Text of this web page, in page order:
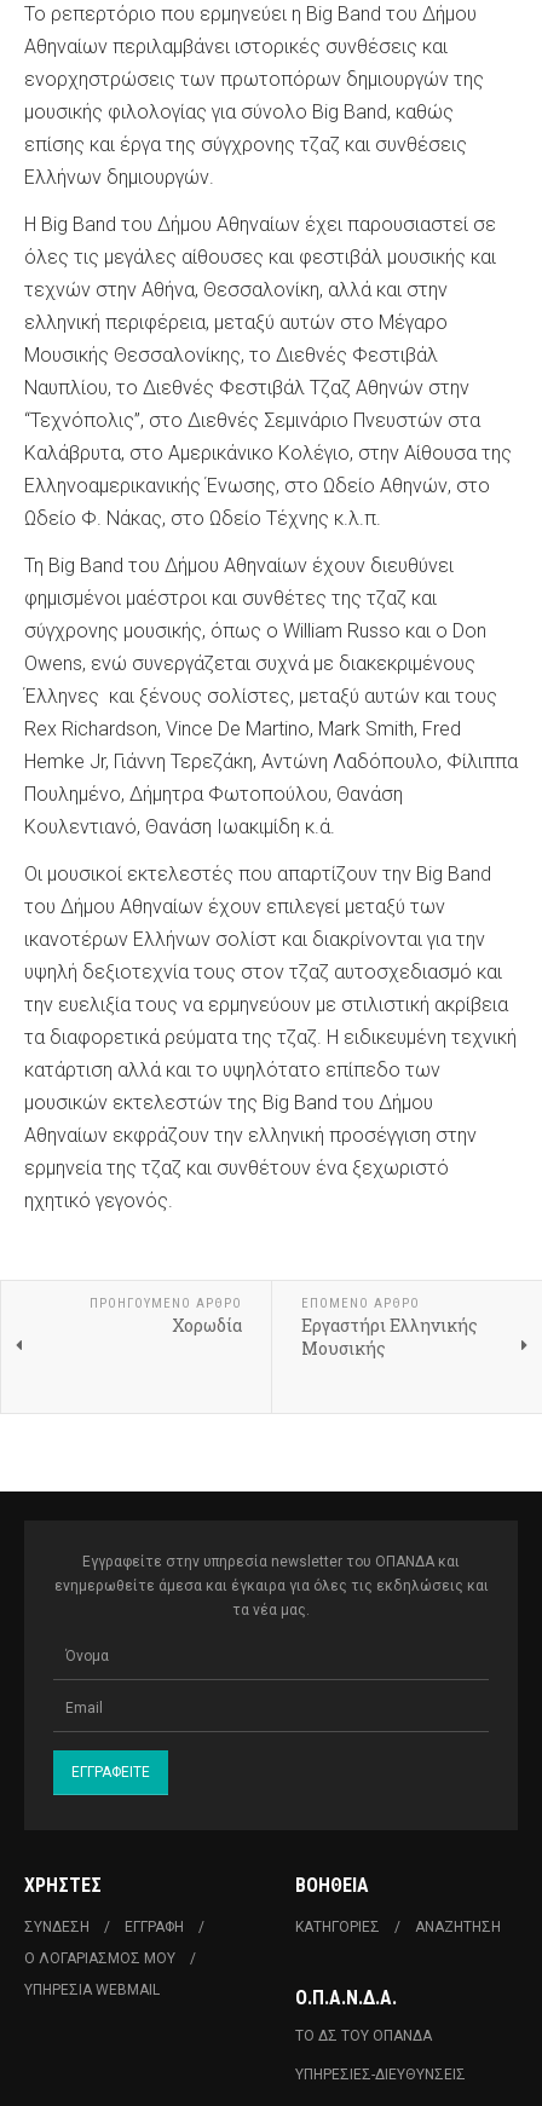
Το ρεπερτόριο που ερμηνεύει η Big Band του Δήμου
Αθηναίων περιλαμβάνει ιστορικές συνθέσεις και
ενορχηστρώσεις των πρωτοπόρων δημιουργών της
μουσικής φιλολογίας για σύνολο Big Band, καθώς
επίσης και έργα της σύγχρονης τζαζ και συνθέσεις
Ελλήνων δημιουργών.
Η Big Band του Δήμου Αθηναίων έχει παρουσιαστεί σε
όλες τις μεγάλες αίθουσες και φεστιβάλ μουσικής και
τεχνών στην Αθήνα, Θεσσαλονίκη, αλλά και στην
ελληνική περιφέρεια, μεταξύ αυτών στο Μέγαρο
Μουσικής Θεσσαλονίκης, το Διεθνές Φεστιβάλ
Ναυπλίου, το Διεθνές Φεστιβάλ Τζαζ Αθηνών στην
“Τεχνόπολις”, στο Διεθνές Σεμινάριο Πνευστών στα
Καλάβρυτα, στο Αμερικάνικο Κολέγιο, στην Αίθουσα της
Ελληνοαμερικανικής Ένωσης, στο Ωδείο Αθηνών, στο
Ωδείο Φ. Νάκας, στο Ωδείο Τέχνης κ.λ.π.
Τη Big Band του Δήμου Αθηναίων έχουν διευθύνει
φημισμένοι μαέστροι και συνθέτες της τζαζ και
σύγχρονης μουσικής, όπως ο William Russo και ο Don
Owens, ενώ συνεργάζεται συχνά με διακεκριμένους
Έλληνες και ξένους σολίστες, μεταξύ αυτών και τους
Rex Richardson, Vince De Martino, Mark Smith, Fred
Hemke Jr, Γιάννη Τερεζάκη, Αντώνη Λαδόπουλο, Φίλιππα
Πουλημένο, Δήμητρα Φωτοπούλου, Θανάση
Κουλεντιανό, Θανάση Ιωακιμίδη κ.ά.
Οι μουσικοί εκτελεστές που απαρτίζουν την Big Band
του Δήμου Αθηναίων έχουν επιλεγεί μεταξύ των
ικανοτέρων Ελλήνων σολίστ και διακρίνονται για την
υψηλή δεξιοτεχνία τους στον τζαζ αυτοσχεδιασμό και
την ευελιξία τους να ερμηνεύουν με στιλιστική ακρίβεια
τα διαφορετικά ρεύματα της τζαζ. Η ειδικευμένη τεχνική
κατάρτιση αλλά και το υψηλότατο επίπεδο των
μουσικών εκτελεστών της Big Band του Δήμου
Αθηναίων εκφράζουν την ελληνική προσέγγιση στην
ερμηνεία της τζαζ και συνθέτουν ένα ξεχωριστό
ηχητικό γεγονός.
ΠΡΟΗΓΟΎΜΕΝΟ ΆΡΘΡΟ
Χορωδία
ΕΠΌΜΕΝΟ ΆΡΘΡΟ
Εργαστήρι Ελληνικής
Μουσικής
Εγγραφείτε στην υπηρεσία newsletter του ΟΠΑΝΔΑ και
ενημερωθείτε άμεσα και έγκαιρα για όλες τις εκδηλώσεις και
τα νέα μας.
ΧΡΉΣΤΕΣ
ΣΎΝΔΕΣΗ
ΕΓΓΡΑΦΉ
Ο ΛΟΓΑΡΙΑΣΜΌΣ ΜΟΥ
ΥΠΗΡΕΣΊΑ WEBMAIL
ΒΟΉΘΕΙΑ
ΚΑΤΗΓΟΡΊΕΣ ΑΝΑΖΉΤΗΣΗ
Ο.Π.Α.Ν.Δ.Α.
ΤΟ ΔΣ ΤΟΥ ΟΠΑΝΔΑ
ΥΠΗΡΕΣΊΕΣ-ΔΙΕΥΘΎΝΣΕΙΣ